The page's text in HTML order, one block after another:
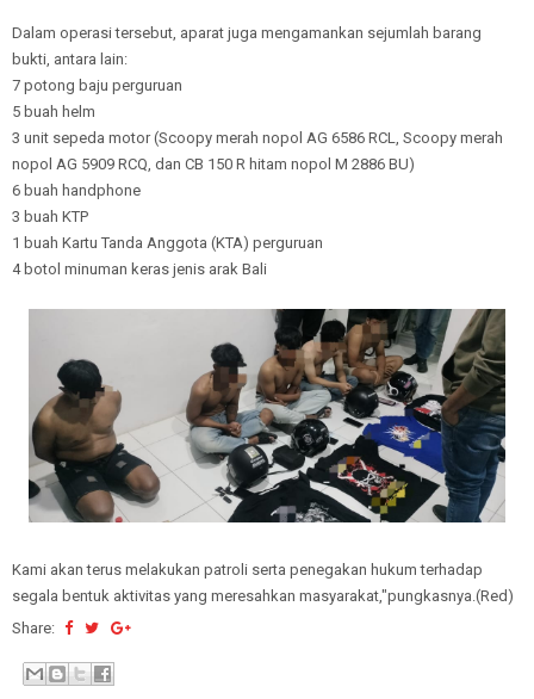
Dalam operasi tersebut, aparat juga mengamankan sejumlah barang
bukti, antara lain:
7 potong baju perguruan
5 buah helm
3 unit sepeda motor (Scoopy merah nopol AG 6586 RCL, Scoopy merah
nopol AG 5909 RCQ, dan CB 150 R hitam nopol M 2886 BU)
6 buah handphone
3 buah KTP
1 buah Kartu Tanda Anggota (KTA) perguruan
4 botol minuman keras jenis arak Bali
Kami akan terus melakukan patroli serta penegakan hukum terhadap
segala bentuk aktivitas yang meresahkan masyarakat,"pungkasnya.(Red)
Share: